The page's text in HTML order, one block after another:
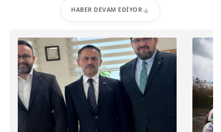
HABER DEVAM EDIYOR